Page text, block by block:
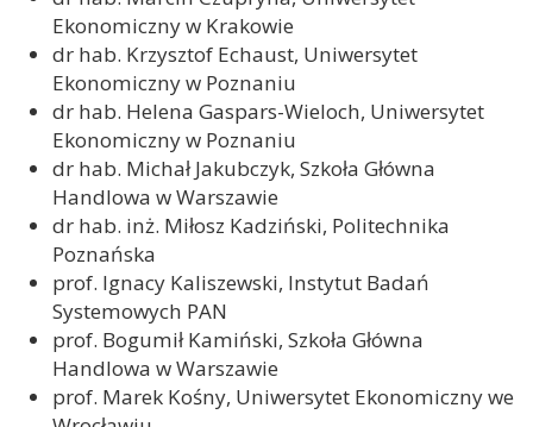
Ekonomiczny w Krakowie
dr hab. Krzysztof Echaust, Uniwersytet
Ekonomiczny w Poznaniu
dr hab. Helena Gaspars-Wieloch, Uniwersytet
Ekonomiczny w Poznaniu
dr hab. Michał Jakubczyk, Szkoła Główna
Handlowa w Warszawie
dr hab. inż. Miłosz Kadziński, Politechnika
Poznańska
prof. Ignacy Kaliszewski, Instytut Badań
Systemowych PAN
prof. Bogumił Kamiński, Szkoła Główna
Handlowa w Warszawie
prof. Marek Kośny, Uniwersytet Ekonomiczny we